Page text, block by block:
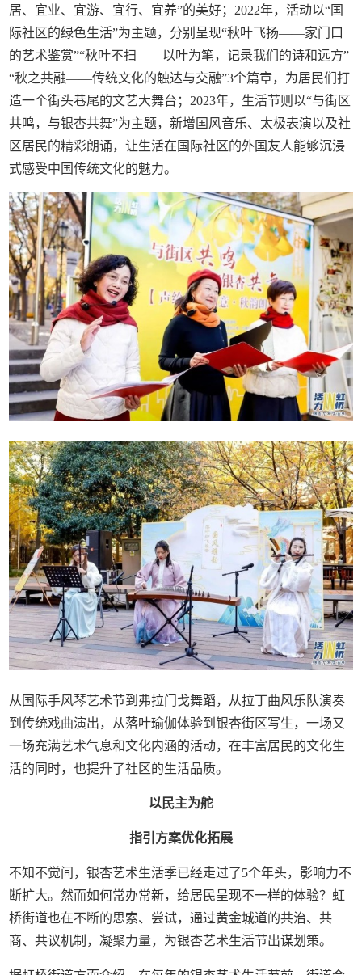
居、宜业、宜游、宜行、宜养”的美好；2022年，活动以“国
际社区的绿色生活”为主题，分别呈现“秋叶飞扬——家门口
的艺术鉴赏”“秋叶不扫——以叶为笔，记录我们的诗和远方”
“秋之共融——传统文化的触达与交融”3个篇章，为居民们打
造一个街头巷尾的文艺大舞台；2023年，生活节则以“与街区
共鸣，与银杏共舞”为主题，新增国风音乐、太极表演以及社
区居民的精彩朗诵，让生活在国际社区的外国友人能够沉浸
式感受中国传统文化的魅力。
从国际手风琴艺术节到弗拉门戈舞蹈，从拉丁曲风乐队演奏
到传统戏曲演出，从落叶瑜伽体验到银杏街区写生，一场又
一场充满艺术气息和文化内涵的活动，在丰富居民的文化生
活的同时，也提升了社区的生活品质。
以民主为舵
指引方案优化拓展
不知不觉间，银杏艺术生活季已经走过了5个年头，影响力不
断扩大。然而如何常办常新，给居民呈现不一样的体验？虹
桥街道也在不断的思索、尝试，通过黄金城道的共治、共
商、共议机制，凝聚力量，为银杏艺术生活节出谋划策。